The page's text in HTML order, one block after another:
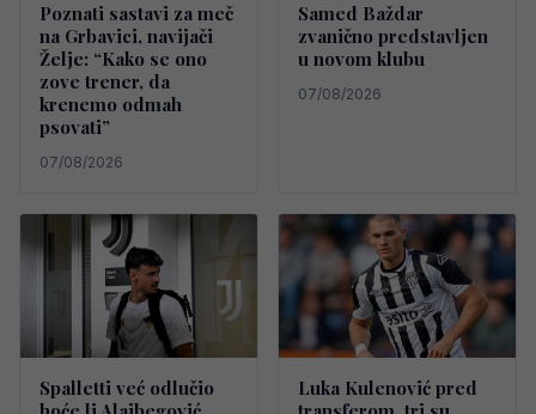
Poznati sastavi za meč
na Grbavici, navijači
Želje: “Kako se ono
zove trener, da
krenemo odmah
psovati”
07/08/2026
Samed Baždar
zvanično predstavljen
u novom klubu
07/08/2026
Spalletti već odlučio
Luka Kulenović pred